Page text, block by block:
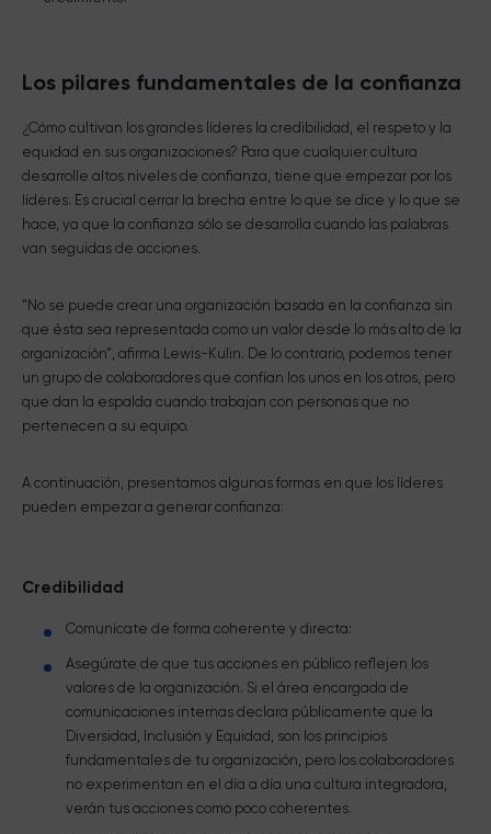
Los pilares fundamentales de la confianza
¿Cómo cultivan los grandes líderes la credibilidad, el respeto y la
equidad en sus organizaciones? Para que cualquier cultura
desarrolle altos niveles de confianza, tiene que empezar por los
líderes. Es crucial cerrar la brecha entre lo que se dice y lo que se
hace, ya que la confianza sólo se desarrolla cuando las palabras
van seguidas de acciones.
“No se puede crear una organización basada en la confianza sin
que ésta sea representada como un valor desde lo más alto de la
organización”, afirma Lewis-Kulin. De lo contrario, podemos tener
un grupo de colaboradores que confían los unos en los otros, pero
que dan la espalda cuando trabajan con personas que no
pertenecen a su equipo.
A continuación, presentamos algunas formas en que los líderes
pueden empezar a generar confianza:
Credibilidad
Comunícate de forma coherente y directa:
Asegúrate de que tus acciones en público reflejen los
valores de la organización. Si el área encargada de
comunicaciones internas declara públicamente que la
Diversidad, Inclusión y Equidad, son los principios
fundamentales de tu organización, pero los colaboradores
no experimentan en el día a día una cultura integradora,
verán tus acciones como poco coherentes.